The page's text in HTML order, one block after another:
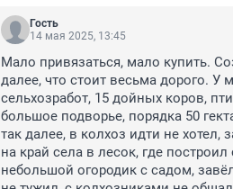
Гость
14 мая 2025, 13:45
Мало привязаться, мало купить.
далее, что стоит весьма дорого.
сельхозработ, 15 дойных коров,
большое подворье, порядка 50
так далее, в колхоз идти не хотел,
на край села в лесок, где
небольшой огородик с садом,